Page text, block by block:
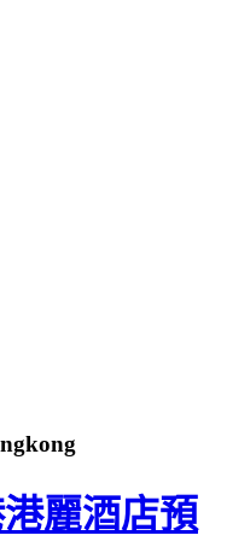
港麗酒店預